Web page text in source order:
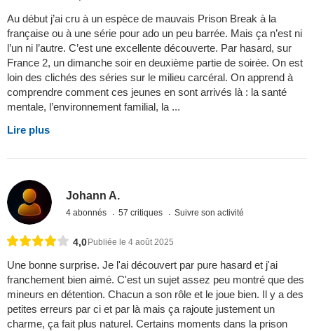
Au début j’ai cru à un espèce de mauvais Prison Break à la
française ou à une série pour ado un peu barrée. Mais ça n’est ni
l’un ni l’autre. C’est une excellente découverte. Par hasard, sur
France 2, un dimanche soir en deuxième partie de soirée. On est
loin des clichés des séries sur le milieu carcéral. On apprend à
comprendre comment ces jeunes en sont arrivés là : la santé
mentale, l’environnement familial, la ...
Lire plus
Johann A.
4 abonnés 57 critiques Suivre son activité
4,0 Publiée le 4 août 2025
Une bonne surprise. Je l'ai découvert par pure hasard et j'ai
franchement bien aimé. C'est un sujet assez peu montré que des
mineurs en détention. Chacun a son rôle et le joue bien. Il y a des
petites erreurs par ci et par là mais ça rajoute justement un
charme, ça fait plus naturel. Certains moments dans la prison